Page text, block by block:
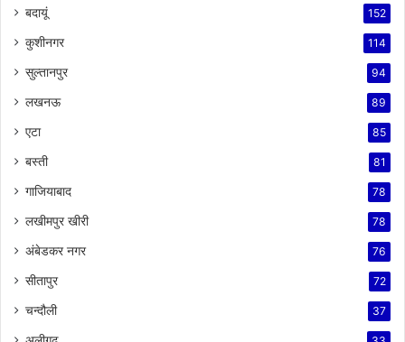
बदायूं 152
कुशीनगर 114
सुल्तानपुर 94
लखनऊ 89
एटा 85
बस्ती 81
गाजियाबाद 78
लखीमपुर खीरी 78
अंबेडकर नगर 76
सीतापुर 72
चन्दौली 37